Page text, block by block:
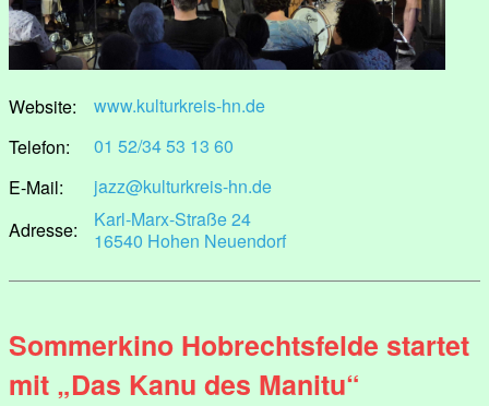
Website:
www.kulturkreis-hn.de
Telefon:
01 52/34 53 13 60
E-Mail:
jazz@kulturkreis-hn.de
Adresse:
Karl-Marx-Straße 24
16540 Hohen Neuendorf
Sommerkino Hobrechtsfelde startet
mit „Das Kanu des Manitu“